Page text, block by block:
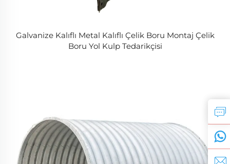
Galvanize Kalıflı Metal Kalıflı Çelik Boru Montaj Çelik
Boru Yol Kulp Tedarikçisi